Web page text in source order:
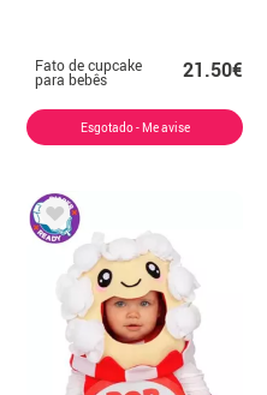
Fato de cupcake
para bebês 21.50€
Esgotado - Me avise